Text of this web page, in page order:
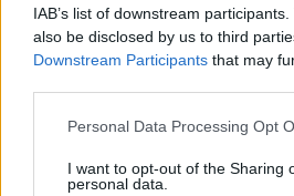
IAB’s list of downstream
also be disclosed by us to third
Downstream Participants that may
Please note that this website/app
not limited to your visit or usage
grant or deny consent to Google
Personal Data Processing Opt
I want to opt-out of the Sharing
personal data.
Az idei Metalfest egy
mindenképpen ígér, hiszen
tagjával közösen lép
A koncert apropója, hogy a